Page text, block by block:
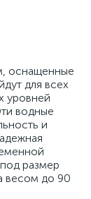
оснащенные
для всех
уровней
водные
и
размер
весом до 90